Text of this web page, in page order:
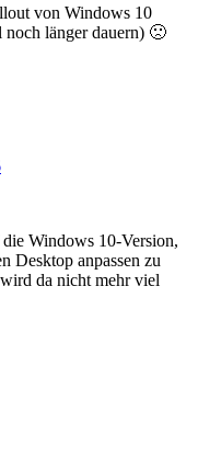
von Windows 10
länger dauern) 🙁
Windows 10-Version,
Desktop anpassen zu
da nicht mehr viel